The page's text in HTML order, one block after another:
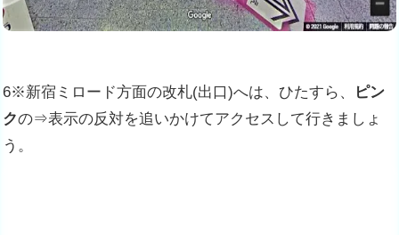
6※新宿ミロード方面の改札(出口)へは、ひたすら、
ピン
クの⇒表示の反対を追いかけてアクセスして行きましょ
う。